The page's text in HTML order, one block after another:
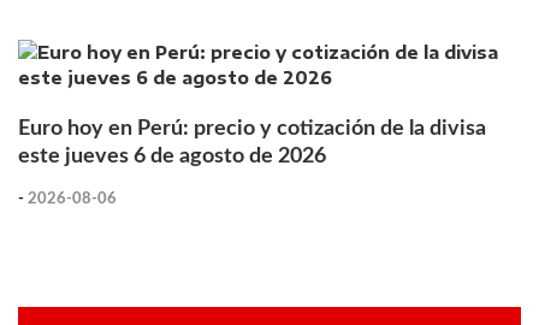
Euro hoy en Perú: precio y cotización de la divisa
este jueves 6 de agosto de 2026
- 2026-08-06